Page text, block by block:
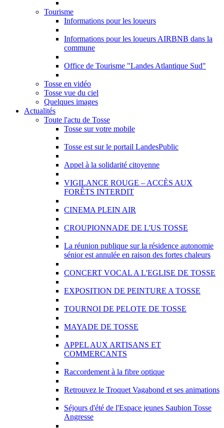
Tourisme
Informations pour les loueurs
Informations pour les loueurs AIRBNB dans la
commune
Office de Tourisme "Landes Atlantique Sud"
Tosse en vidéo
Tosse vue du ciel
Quelques images
Actualités
Toute l'actu de Tosse
Tosse sur votre mobile
Tosse est sur le portail LandesPublic
Appel à la solidarité citoyenne
VIGILANCE ROUGE – ACCÈS AUX
FORÊTS INTERDIT
CINEMA PLEIN AIR
CROUPIONNADE DE L'US TOSSE
La réunion publique sur la résidence autonomie
sénior est annulée en raison des fortes chaleurs
CONCERT VOCAL A L'EGLISE DE TOSSE
EXPOSITION DE PEINTURE A TOSSE
TOURNOI DE PELOTE DE TOSSE
MAYADE DE TOSSE
APPEL AUX ARTISANS ET
COMMERCANTS
Raccordement à la fibre optique
Retrouvez le Troquet Vagabond et ses animations
Séjours d'été de l'Espace jeunes Saubion Tosse
Angresse